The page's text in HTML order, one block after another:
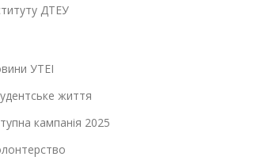
ДТЕУ
УТЕІ
життя
кампанія 2025